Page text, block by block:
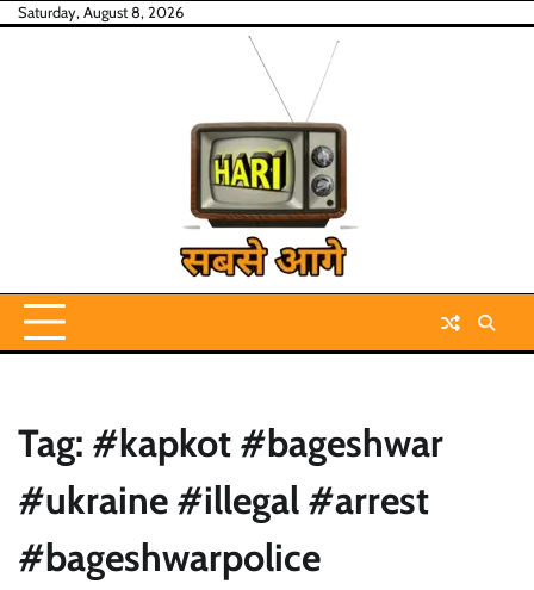
SkipSaturday, August 8, 2026
Tag: #kapkot #bageshwar
#ukraine #illegal #arrest
#bageshwarpolice